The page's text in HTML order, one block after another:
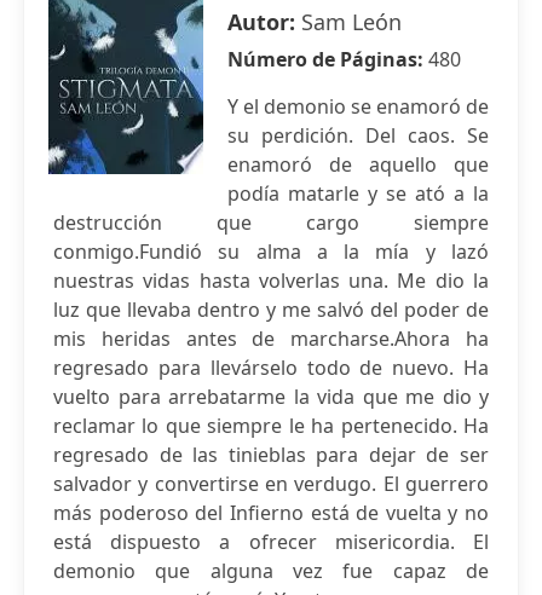
Autor: Sam León
Número de Páginas: 480
Y el demonio se enamoró de
su perdición. Del caos. Se
enamoró de aquello que
podía matarle y se ató a la
destrucción que cargo siempre
conmigo.Fundió su alma a la mía y lazó
nuestras vidas hasta volverlas una. Me dio la
luz que llevaba dentro y me salvó del poder de
mis heridas antes de marcharse.Ahora ha
regresado para llevárselo todo de nuevo. Ha
vuelto para arrebatarme la vida que me dio y
reclamar lo que siempre le ha pertenecido. Ha
regresado de las tinieblas para dejar de ser
salvador y convertirse en verdugo. El guerrero
más poderoso del Infierno está de vuelta y no
está dispuesto a ofrecer misericordia. El
demonio que alguna vez fue capaz de